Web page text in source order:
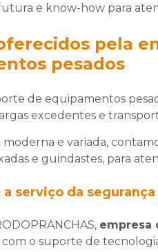
e know-how para
pela
pesados
de equipamentos
excedentes e
e variada,
e guindastes, para
serviço da
empresa
o suporte de